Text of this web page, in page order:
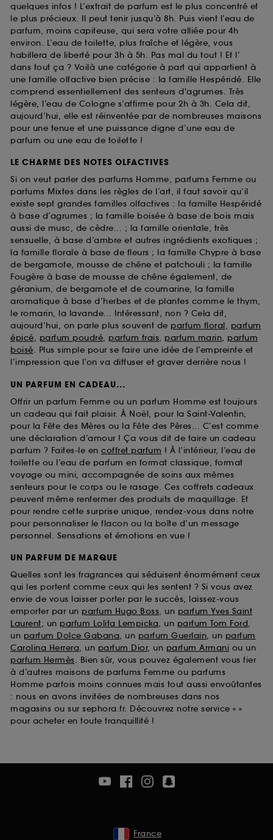
quelques infos ! L’extrait de parfum est le plus concentré et
le plus précieux. Il peut tenir jusqu’à 8h. Puis vient l’eau de
parfum, moins capiteuse, qui sera votre alliée pour 4h
environ. L’eau de toilette, plus fraîche et légère, vous
habillera de liberté pour 3h à 5h. Pas mal du tout ! Et l’
dans tout ça ? Voilà une catégorie à part qui appartient à
une famille olfactive bien précise : la famille Hespéridé. Elle
comprend essentiellement des senteurs d'agrumes. Très
légère, l’eau de Cologne s’affirme pour 2h à 3h. Cela dit,
aujourd’hui, elle est réinventée par de nombreuses maisons
pour une tenue et une puissance digne d’une eau de
parfum ou une eau de toilette !
LE CHARME DES NOTES OLFACTIVES
Si on veut parler des parfums Homme, parfums Femme ou
parfums Mixtes dans les règles de l’art, il faut savoir qu’il
existe sept grandes familles olfactives : la famille Hespéridé
à base d’agrumes ; la famille boisée à base de bois mais
aussi de musc, de cèdre... ; la famille orientale, très
sensuelle, à base d’ambre et autres ingrédients exotiques ;
la famille florale à base de fleurs ; la famille Chypre à base
de bergamote, mousse de chêne et patchouli ; la famille
Fougère à base de mousse de chêne également, de
géranium, de bergamote et de coumarine, la famille
aromatique à base d’herbes et de plantes comme le thym,
le romarin, la lavande... Intéressant, non ? Cela dit,
aujourd’hui, on parle plus souvent de parfum floral, parfum
épicé, parfum poudré, parfum frais, parfum marin, parfum
boisé. Plus simple pour se faire une idée de l’empreinte et
l’impression que l’on va diffuser et graver derrière nous !
UN PARFUM EN CADEAU...
Offrir un parfum Femme ou un parfum Homme est toujours
un cadeau qui fait plaisir. À Noël, pour la Saint-Valentin,
pour la Fête des Mères ou la Fête des Pères... C’est comme
une déclaration d’amour ! Ça vous dit de faire un cadeau
parfum ? Faites-le en coffret parfum ! À l’intérieur, l’eau de
toilette ou l’eau de parfum en format classique, format
voyage ou mini, accompagnée de soins aux mêmes
senteurs pour le corps ou le rasage. Ces coffrets cadeaux
peuvent même renfermer des produits de maquillage. Et
pour rendre cette surprise unique, rendez-vous dans notre
pour personnaliser le flacon ou la boîte d’un message
personnel. Sensations et émotions en vue !
UN PARFUM DE MARQUE
Quelles sont les fragrances qui séduisent énormément ceux
qui les portent comme ceux qui les sentent ? Si vous avez
envie de vous laisser porter par le succès, laissez-vous
emporter par un parfum Hugo Boss, un parfum Yves Saint
Laurent, un parfum Lolita Lempicka, un parfum Tom Ford,
un parfum Dolce Gabana, un parfum Guerlain, un parfum
Carolina Herrera, un parfum Dior, un parfum Armani ou un
parfum Hermès. Bien sûr, vous pouvez également vous fier
à d’autres maisons de parfums Femme ou parfums
Homme parfois moins connues mais tout aussi envoûtantes
: nous en avons invitées de nombreuses dans nos
magasins ou sur sephora.fr. Découvrez notre service « »
pour acheter en toute tranquillité !
France